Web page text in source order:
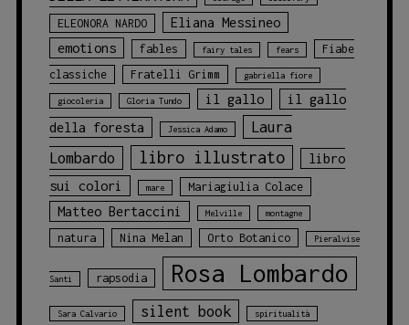
ELEONORA NARDO
Eliana Messineo
emotions
fables fairy tales fears
Fiabe
classiche
Fratelli Grimm gabriella fiore
giocoleria Gloria Tundo il gallo
il gallo
della foresta
Jessica Adamo
Laura
Lombardo
libro illustrato
libro
sui colori
mare Mariagiulia Colace
Matteo Bertaccini Melville montagne
natura Nina Melan Orto Botanico Pieralvise
Santi rapsodia Rosa Lombardo
Sara Calvario silent book spiritualità